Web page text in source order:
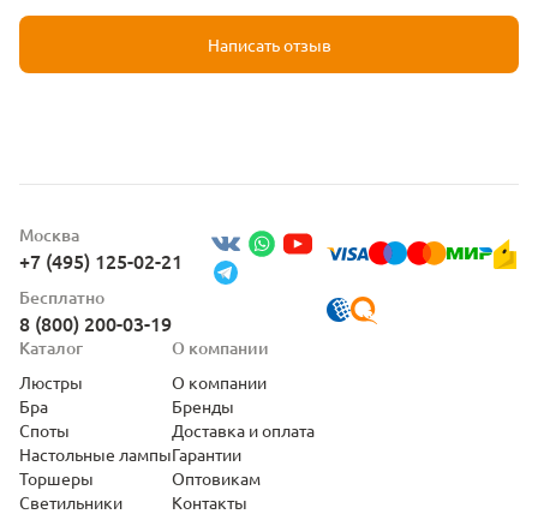
Написать отзыв
Москва
+7 (495) 125-02-21
Бесплатно
8 (800) 200-03-19
Каталог
Люстры
Бра
Споты
Настольные лампы
Торшеры
Светильники
О компании
О компании
Бренды
Доставка и оплата
Гарантии
Оптовикам
Контакты